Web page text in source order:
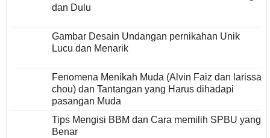
dan Dulu
Gambar Desain Undangan pernikahan Unik
Lucu dan Menarik
Fenomena Menikah Muda (Alvin Faiz dan larissa
chou) dan Tantangan yang Harus dihadapi
pasangan Muda
Tips Mengisi BBM dan Cara memilih SPBU yang
Benar